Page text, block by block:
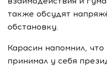
также обсудят
обстановку.
Карасин напомнил,
принимал у себя